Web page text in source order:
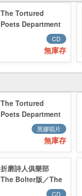
The Tortured
Poets Department
CD
無庫存
The Tortured
Poets Department
Phantom Clear
Vinyl (2LP)
黑膠唱片
無庫存
折磨詩人俱樂部
The Bolter版／The
Tortured PoetsCD